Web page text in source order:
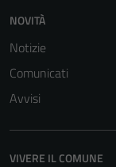
NOVITÀ
Notizie
Comunicati
Avvisi
VIVERE IL COMUNE